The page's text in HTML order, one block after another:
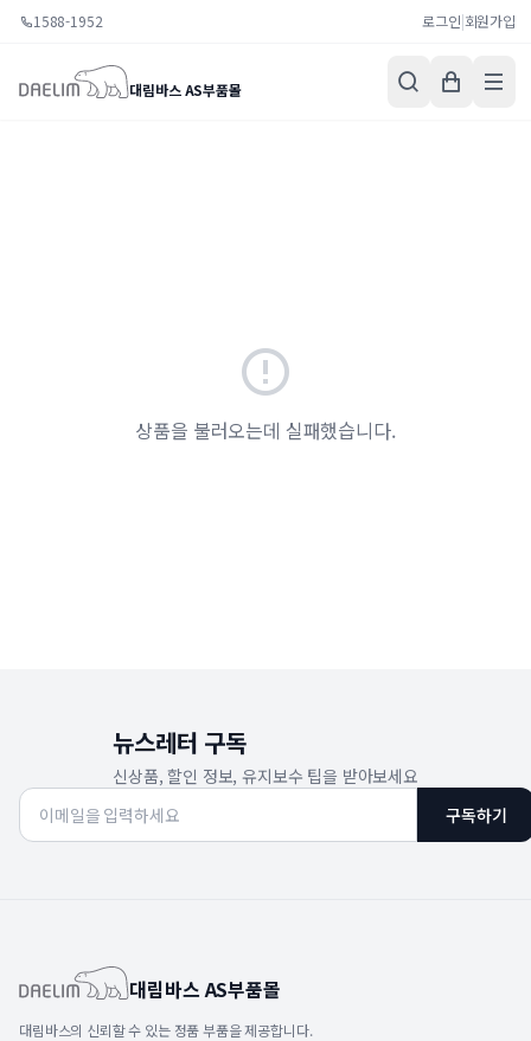
1588-1952 로그인|회원가입
대림바스 AS부품몰
상품을 불러오는데 실패했습니다.
뉴스레터 구독
신상품, 할인 정보, 유지보수 팁을 받아보세요
구독하기
대림바스 AS부품몰
대림바스의 신뢰할 수 있는 정품 부품을 제공합니다.